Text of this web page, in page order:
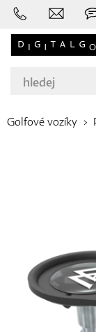
Golfové vozíky